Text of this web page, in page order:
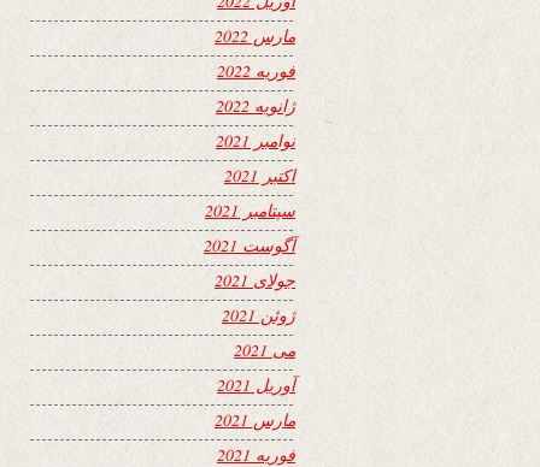
مارس 2022
فوریه 2022
ژانویه 2022
نوامبر 2021
اکتبر 2021
سپتامبر 2021
آگوست 2021
جولای 2021
ژوئن 2021
می 2021
آوریل 2021
مارس 2021
فوریه 2021